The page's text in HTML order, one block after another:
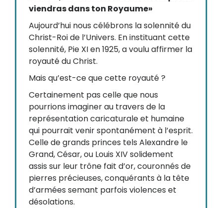
viendras dans ton Royaume»
Aujourd’hui nous célébrons la solennité du
Christ-Roi de l’Univers. En instituant cette
solennité, Pie XI en 1925, a voulu affirmer la
royauté du Christ.
Mais qu’est-ce que cette royauté ?
Certainement pas celle que nous
pourrions imaginer au travers de la
représentation caricaturale et humaine
qui pourrait venir spontanément à l’esprit.
Celle de grands princes tels Alexandre le
Grand, César, ou Louis XIV solidement
assis sur leur trône fait d’or, couronnés de
pierres précieuses, conquérants à la tête
d’armées semant parfois violences et
désolations.